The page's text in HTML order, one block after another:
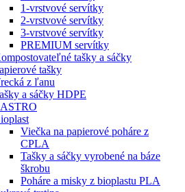
1-vrstvové servítky
2-vrstvové servítky
3-vrstvové servítky
PREMIUM servítky
tašky a sáčky
tašky
z ľanu
a sáčky HDPE
Viečka na papierové poháre z
CPLA
Tašky a sáčky vyrobené na báze
škrobu
Poháre a misky z bioplastu PLA